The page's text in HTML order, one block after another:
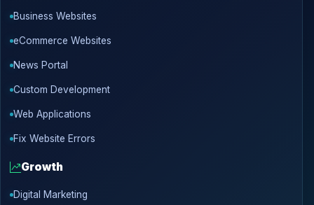
Business Websites
eCommerce Websites
News Portal
Custom Development
Web Applications
Fix Website Errors
Growth
Digital Marketing